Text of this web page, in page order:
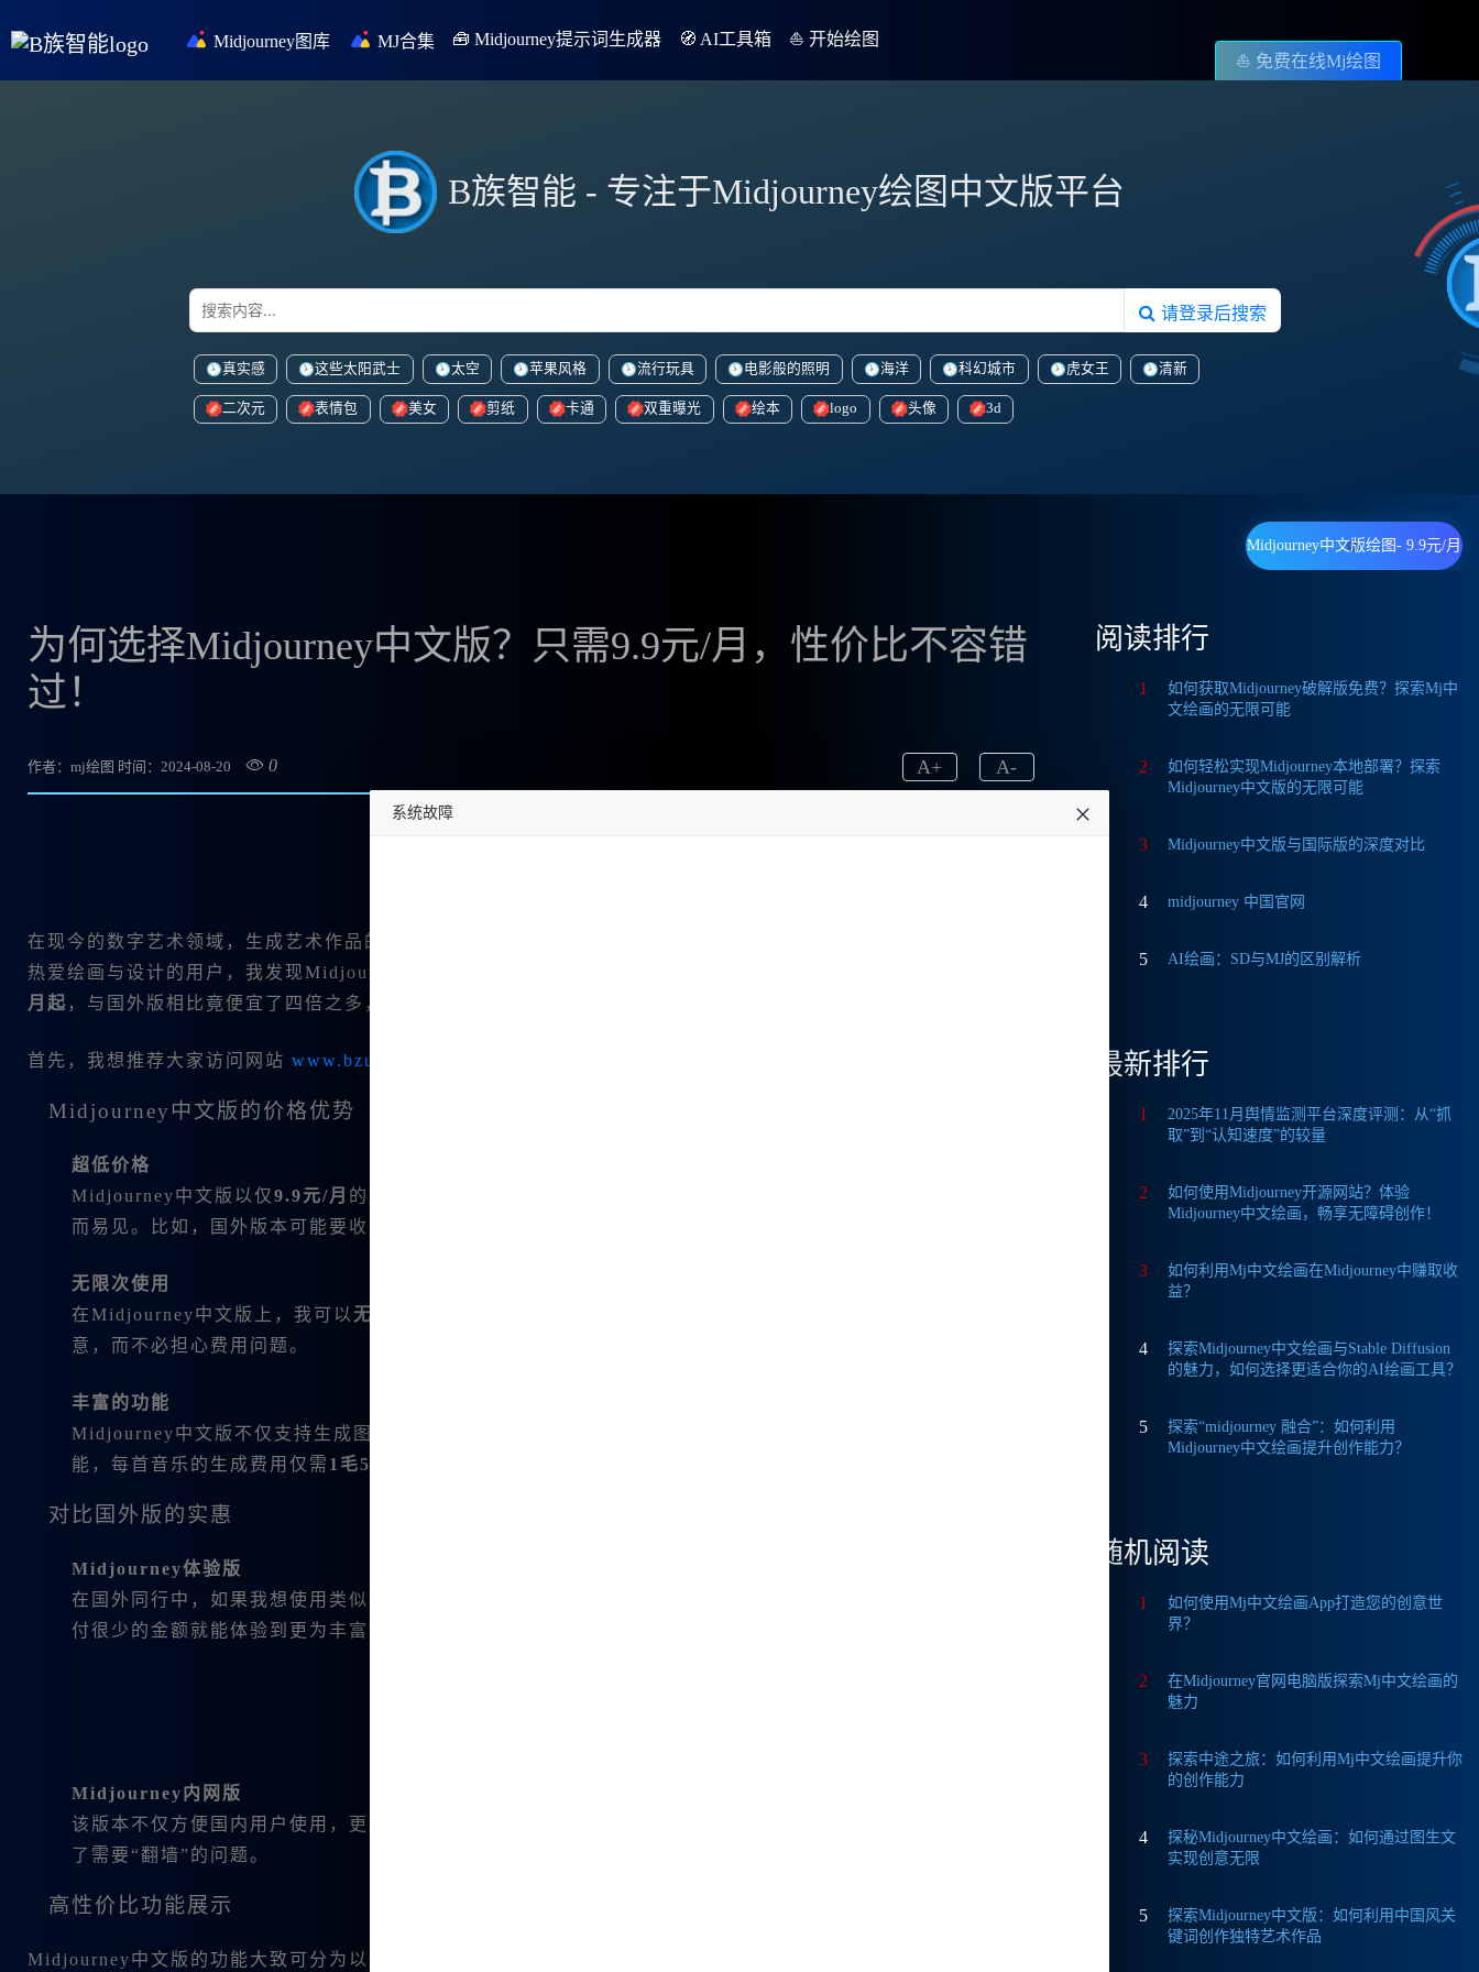
Midjourney图库 MJ合集 🧰 Midjourney提示词生成器 🧭 AI工具箱
⛵️ 开始绘图
⛵️ 免费在线Mj绘图
B族智能 - 专注于Midjourney绘图中文版平台
请登录后搜索
真实感 这些太阳武士 太空 苹果风格 流行玩具 电影般的照明 海洋 科幻城市 虎女王 清新
二次元 表情包 美女 剪纸 卡通 双重曝光 绘本 logo 头像 3d
Midjourney中文版绘图- 9.9元/月
为何选择Midjourney中文版？只需9.9元/月，性价比不容错
过！
作者：mj绘图 时间：2024-08-20 0 A-
A+
在现今的数字艺术领域，生成艺术作品的工具层出不穷，Midjourney以其强大的功能和易用性脱颖而出。作为一名
热爱绘画与设计的用户，我发现Midjourney中文版不仅功能全面，而且其价格优势更是让我大吃一惊。仅需
月起 ，与国外版相比竟便宜了四倍之多，这样的性价比难道不值得关注吗？
首先，我想推荐大家访问网站 www.bzu.cn
Midjourney中文版的价格优势
超低价格
Midjourney中文版以仅9.9元/月 的超低价格提供全方位的功能支持，相比于其他国外版本，这样的价格优势显
而易见。比如，国外版本可能要收费40-50美元才能享受到类似的服务。
无限次使用
在Midjourney中文版上，我可以 无限制使用
意，而不必担心费用问题。
丰富的功能
Midjourney中文版不仅支持生成图像，还支持
能，每首音乐的生成费用仅需 1毛5分钱
对比国外版的实惠
Midjourney体验版
在国外同行中，如果我想使用类似的功能，通常需要付出昂贵的订阅费用，而在Midjourney中文版，我只需支
付很少的金额就能体验到更为丰富的服务。
Midjourney内网版
该版本不仅方便国内用户使用，更重要的是针对国内网络情况进行了优化，确保使用过程
了需要“翻墙”的问题。
高性价比功能展示
Midjourney中文版的功能大致可分为以下几类：
阅读排行
1
如何获取Midjourney破解版免费？探索Mj中
文绘画的无限可能
2
如何轻松实现Midjourney本地部署？探索
Midjourney中文版的无限可能
3 Midjourney中文版与国际版的深度对比
4 midjourney 中国官网
5 AI绘画：SD与MJ的区别解析
最新排行
1
2025年11月舆情监测平台深度评测：从“抓
取”到“认知速度”的较量
2
如何使用Midjourney开源网站？体验
Midjourney中文绘画，畅享无障碍创作！
3
如何利用Mj中文绘画在Midjourney中赚取收
益？
4
探索Midjourney中文绘画与Stable Diffusion
的魅力，如何选择更适合你的AI绘画工具？
5
探索“midjourney 融合”：如何利用
Midjourney中文绘画提升创作能力？
随机阅读
1
如何使用Mj中文绘画App打造您的创意世
界？
2
在Midjourney官网电脑版探索Mj中文绘画的
魅力
3
探索中途之旅：如何利用Mj中文绘画提升你
的创作能力
4
探秘Midjourney中文绘画：如何通过图生文
实现创意无限
5
探索Midjourney中文版：如何利用中国风关
键词创作独特艺术作品
系统故障